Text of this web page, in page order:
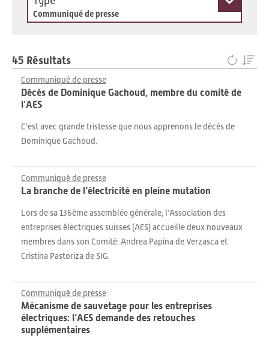
Communiqué de presse
45 Résultats
Communiqué de presse
Décès de Dominique Gachoud, membre du comité de
l’AES
C'est avec grande tristesse que nous apprenons le décès de
Dominique Gachoud.
Communiqué de presse
La branche de l’électricité en pleine mutation
Lors de sa 136ème assemblée générale, l’Association des
entreprises électriques suisses (AES) accueille deux nouveaux
membres dans son Comité: Andrea Papina de Verzasca et
Cristina Pastoriza de SIG.
Communiqué de presse
Mécanisme de sauvetage pour les entreprises
électriques: l’AES demande des retouches
supplémentaires